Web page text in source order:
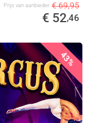
Prijs van aanbieder € 69,95
€ 52,46
43%